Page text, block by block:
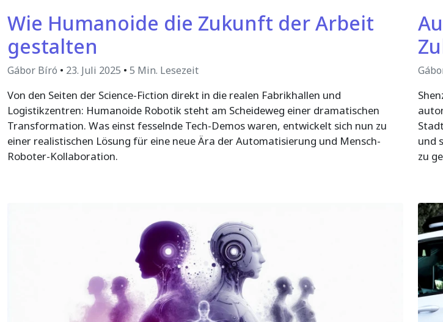
Wie Humanoide die Zukunft der Arbeit
gestalten
Gábor Bíró • 23. Juli 2025 • 5 Min. Lesezeit
Von den Seiten der Science-Fiction direkt in die realen Fabrikhallen und
Logistikzentren: Humanoide Robotik steht am Scheideweg einer dramatischen
Transformation. Was einst fesselnde Tech-Demos waren, entwickelt sich nun zu
einer realistischen Lösung für eine neue Ära der Automatisierung und Mensch-
Roboter-Kollaboration.
und
zu